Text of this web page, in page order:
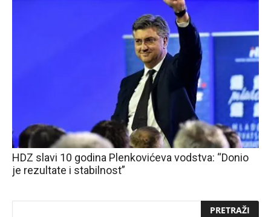
HDZ slavi 10 godina Plenkovićeva vodstva: “Donio
je rezultate i stabilnost”